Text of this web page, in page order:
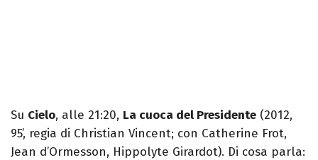
Su Cielo, alle 21:20, La cuoca del Presidente (2012,
95’, regia di Christian Vincent; con Catherine Frot,
Jean d’Ormesson, Hippolyte Girardot). Di cosa parla: